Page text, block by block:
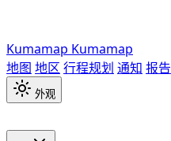
Kumamap Kumamap
地图 地区 行程规划 通知 报告
外观